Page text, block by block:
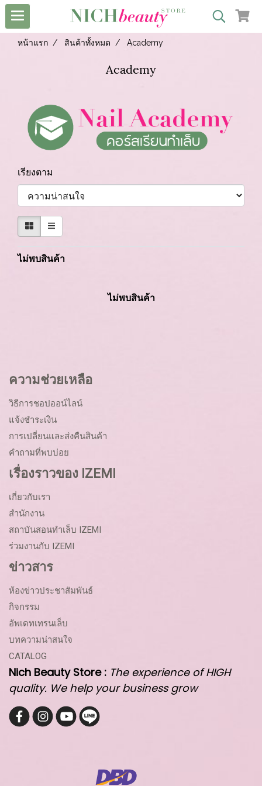
หน้าแรก สินค้าทั้งหมด Academy
Academy
เรียงตาม
ไม่พบสินค้า
ไม่พบสินค้า
ความช่วยเหลือ
วิธีการชอปออน์ไลน์
แจ้งชำระเงิน
การเปลี่ยนและส่งคืนสินค้า
คำถามที่พบบ่อย
เรื่องราวของ IZEMI
เกี่ยวกับเรา
สำนักงาน
สถาบันสอนทำเล็บ IZEMI
ร่วมงานกับ IZEMI
ข่าวสาร
ห้องข่าวประชาสัมพันธ์
กิจกรรม
อัพเดทเทรนเล็บ
บทความน่าสนใจ
CATALOG
Nich Beauty Store : The experience of HIGH
quality. We help your business grow